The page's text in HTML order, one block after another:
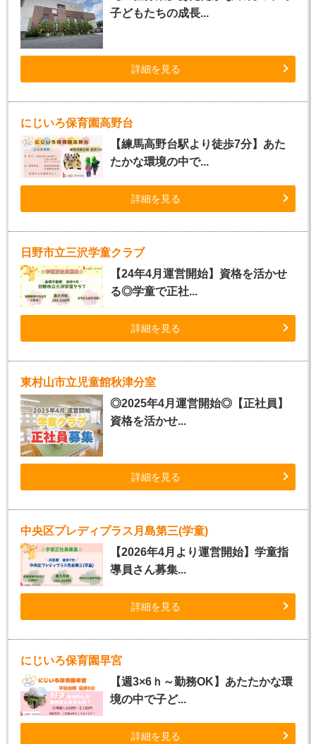
子どもたちの成長...
詳細を見る
にじいろ保育園高野台
【練馬高野台駅より徒歩7分】あた
たかな環境の中で...
詳細を見る
日野市立三沢学童クラブ
【24年4月運営開始】資格を活かせ
る◎学童で正社...
詳細を見る
東村山市立児童館秋津分室
◎2025年4月運営開始◎【正社員】
資格を活かせ...
詳細を見る
中央区プレディプラス月島第三(学童)
【2026年4月より運営開始】学童指
導員さん募集...
詳細を見る
にじいろ保育園早宮
【週3×6ｈ～勤務OK】あたたかな環
境の中で子ど...
詳細を見る